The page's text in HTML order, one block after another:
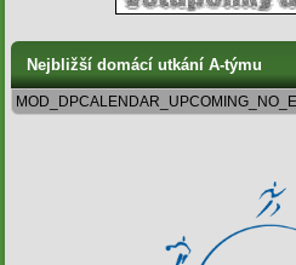
Nejbližší domácí utkání A-týmu